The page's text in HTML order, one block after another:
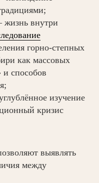
внутри
горно-степных
как массовых
способов
изучение
кризис
выявлять
между